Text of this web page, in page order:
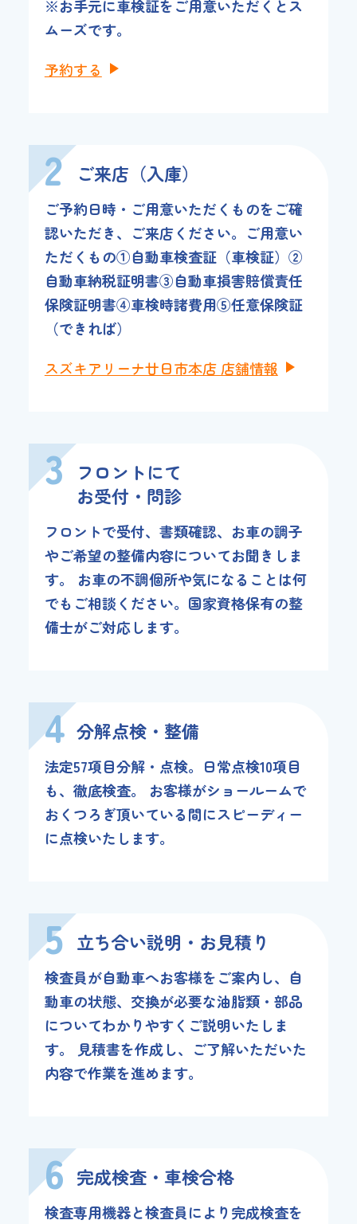
※お手元に車検証をご用意いただくとス
ムーズです。
予約する
2 ご来店（入庫）
ご予約日時・ご用意いただくものをご確
認いただき、ご来店ください。ご用意い
ただくもの①自動車検査証（車検証）②
自動車納税証明書③自動車損害賠償責任
保険証明書④車検時諸費用⑤任意保険証
（できれば）
スズキアリーナ廿日市本店 店舗情報
3 フロントにて
お受付・問診
フロントで受付、書類確認、お車の調子
やご希望の整備内容についてお聞きしま
す。 お車の不調個所や気になることは何
でもご相談ください。国家資格保有の整
備士がご対応します。
4 分解点検・整備
法定57項目分解・点検。日常点検10項目
も、徹底検査。 お客様がショールームで
おくつろぎ頂いている間にスピーディー
に点検いたします。
5 立ち合い説明・お見積り
検査員が自動車へお客様をご案内し、自
動車の状態、交換が必要な油脂類・部品
についてわかりやすくご説明いたしま
す。 見積書を作成し、ご了解いただいた
内容で作業を進めます。
6 完成検査・車検合格
検査専用機器と検査員により完成検査を